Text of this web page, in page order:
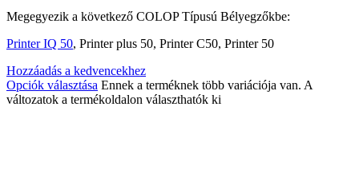
Megegyezik a következő COLOP Típusú Bélyegzőkbe:
Printer IQ 50, Printer plus 50, Printer C50, Printer 50
Hozzáadás a kedvencekhez
Opciók választása Ennek a terméknek több variációja van. A
változatok a termékoldalon választhatók ki